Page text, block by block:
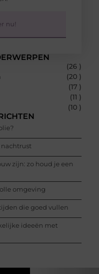
(26 )
(20 )
(17 )
(11 )
(10 )
zijn: zo houd je een
omgeving
die goed vullen
ideeën met
nu!